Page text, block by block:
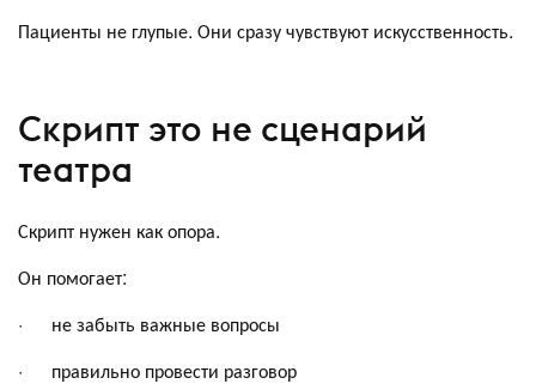
Пациенты не глупые. Они сразу чувствуют искусственность.
Скрипт это не сценарий
театра
Скрипт нужен как опора.
Он помогает:
· не забыть важные вопросы
· правильно провести разговор